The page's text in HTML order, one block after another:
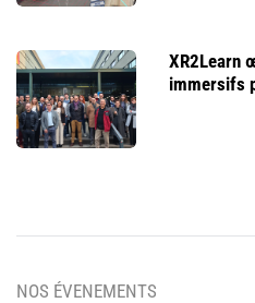
XR2Learn
immersifs
NOS ÉVENEMENTS